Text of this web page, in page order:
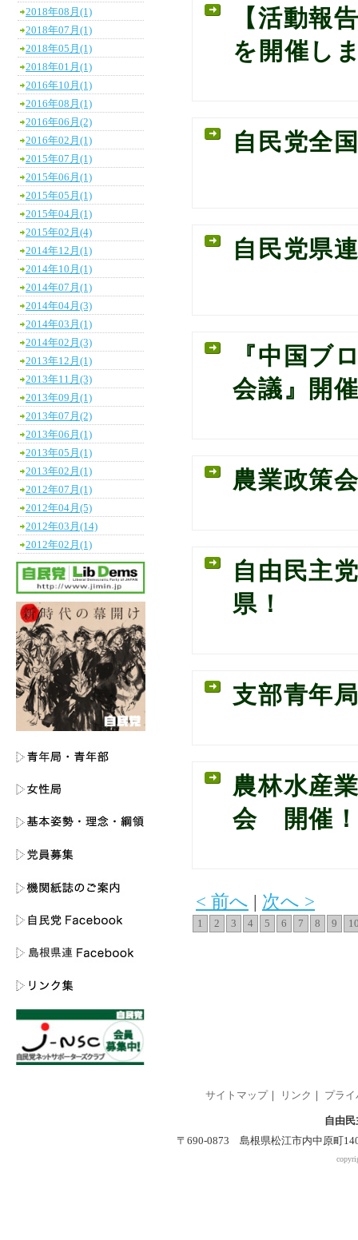
【活動報
を開催し
自民党全
自民党県
『中国ブ
会議』開
農業政策
自由民主
県！
支部青年
農林水産
会 開催
< 前へ | 次へ >
1 2 3 4 5 6 7 8 9
2018年08月(1)
2018年07月(1)
2018年05月(1)
2018年01月(1)
2016年10月(1)
2016年08月(1)
2016年06月(2)
2016年02月(1)
2015年07月(1)
2015年06月(1)
2015年05月(1)
2015年04月(1)
2015年02月(4)
2014年12月(1)
2014年10月(1)
2014年07月(1)
2014年04月(3)
2014年03月(1)
2014年02月(3)
2013年12月(1)
2013年11月(3)
2013年09月(1)
2013年07月(2)
2013年06月(1)
2013年05月(1)
2013年02月(1)
2012年07月(1)
2012年04月(5)
2012年03月(14)
2012年02月(1)
サイトマップ｜ リンク プラ
自由
〒690-0873 島根県松江市内中原町